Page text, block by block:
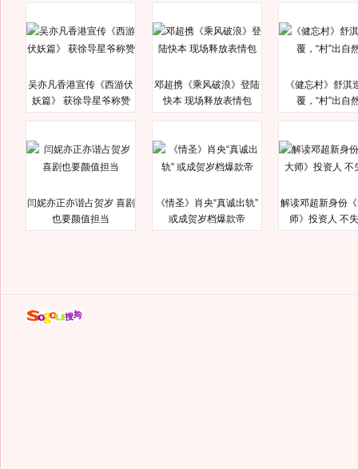
吴亦凡香港宣传《西游伏
妖篇》 获徐导星爷称赞
邓超携《乘风破浪》登陆
快本 现场释放表情包
《健忘村》舒淇
覆，“村”出自
闫妮亦正亦谐占贺岁 喜剧
也要颜值担当
《情圣》肖央“真诚出轨”
或成贺岁档爆款帝
解读邓超新身份
师》投资人 不